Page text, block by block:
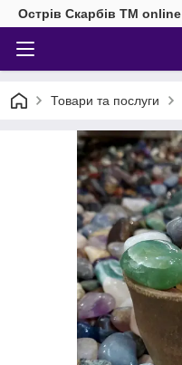
Острів Скарбів TM online
Товари та послуги